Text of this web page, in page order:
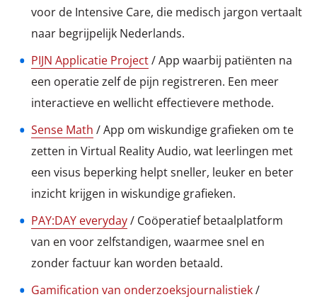
voor de Intensive Care, die medisch jargon vertaalt
naar begrijpelijk Nederlands.
PIJN Applicatie Project/ App waarbij patiënten na
een operatie zelf de pijn registreren. Een meer
interactieve en wellicht effectievere methode.
Sense Math / App om wiskundige grafieken om te
zetten in Virtual Reality Audio, wat leerlingen met
een visus beperking helpt sneller, leuker en beter
inzicht krijgen in wiskundige grafieken.
PAY:DAY everyday/ Coöperatief betaalplatform
van en voor zelfstandigen, waarmee snel en
zonder factuur kan worden betaald.
Gamification van onderzoeksjournalistiek/